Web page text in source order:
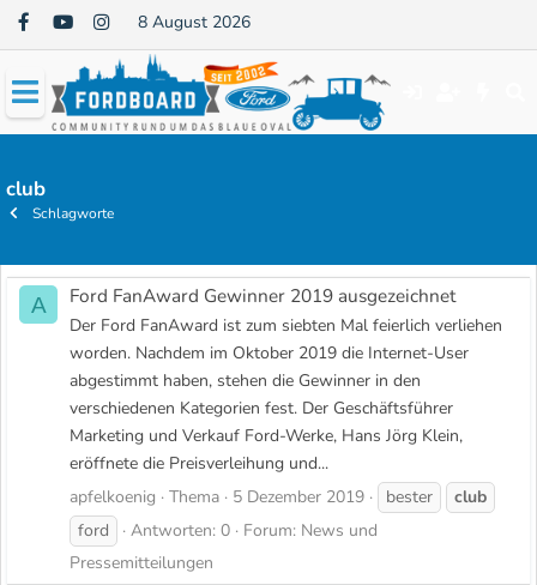
8 August 2026
club
Schlagworte
A Ford FanAward Gewinner 2019 ausgezeichnet
Der Ford FanAward ist zum siebten Mal feierlich verliehen
worden. Nachdem im Oktober 2019 die Internet-User
abgestimmt haben, stehen die Gewinner in den
verschiedenen Kategorien fest. Der Geschäftsführer
Marketing und Verkauf Ford-Werke, Hans Jörg Klein,
eröffnete die Preisverleihung und...
apfelkoenig
Thema 5 Dezember 2019 bester
club
ford
Antworten: 0 Forum: News und
Pressemitteilungen